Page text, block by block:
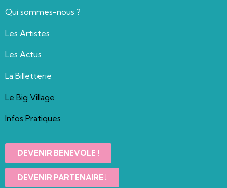
Qui sommes-nous ?
Les Artistes
Les Actus
La Billetterie
Le Big Village
Infos Pratiques
DEVENIR BENEVOLE !
DEVENIR PARTENAIRE !